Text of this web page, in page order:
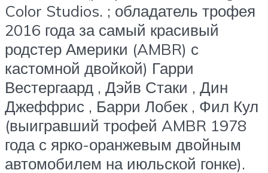
Color Studios. ; обладатель трофея
2016 года за самый красивый
родстер Америки (AMBR) с
кастомной двойкой) Гарри
Вестергаард , Дэйв Стаки , Дин
Джеффрис , Барри Лобек , Фил Кул
(выигравший трофей AMBR 1978
года с ярко-оранжевым двойным
автомобилем на июльской гонке).